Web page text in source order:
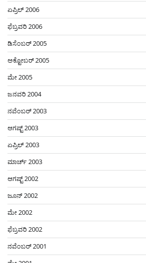
ಏಪ್ರಿಲ್ 2006
ಫೆಬ್ರವರಿ 2006
ಡಿಸೆಂಬರ್ 2005
ಅಕ್ಟೋಬರ್ 2005
ಮೇ 2005
ಜನವರಿ 2004
ನವೆಂಬರ್ 2003
ಆಗಷ್ಟ್ 2003
ಏಪ್ರಿಲ್ 2003
ಮಾರ್ಚ್ 2003
ಆಗಷ್ಟ್ 2002
ಜೂನ್ 2002
ಮೇ 2002
ಫೆಬ್ರವರಿ 2002
ನವೆಂಬರ್ 2001